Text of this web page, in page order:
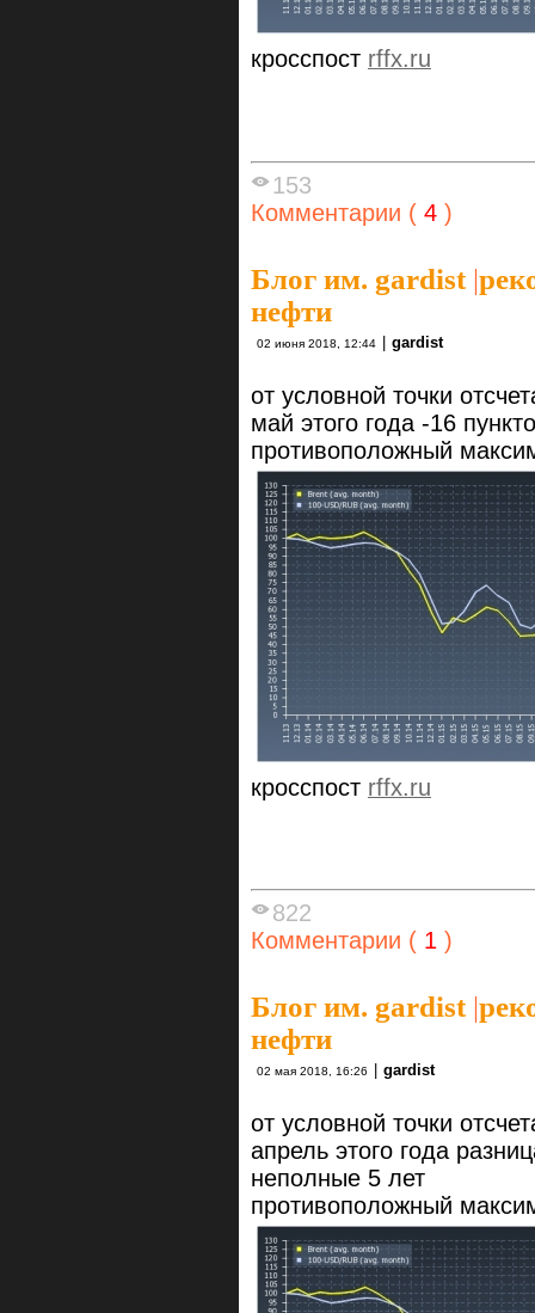
кросспост rffx.ru
153
Комментарии ( 4 )
Блог им. gardist|
нефти
02 июня 2018, 12:44 | gardist
от условной точки
май этого года -16
противоположный
кросспост rffx.ru
822
Комментарии ( 1 )
Блог им. gardist|
нефти
02 мая 2018, 16:26 gardist
от условной точки
апрель этого года
неполные 5 лет
противоположный